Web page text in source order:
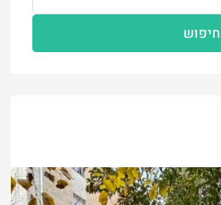
חיפוש